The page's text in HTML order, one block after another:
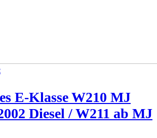
E-Klasse W210 MJ
Diesel / W211 ab MJ